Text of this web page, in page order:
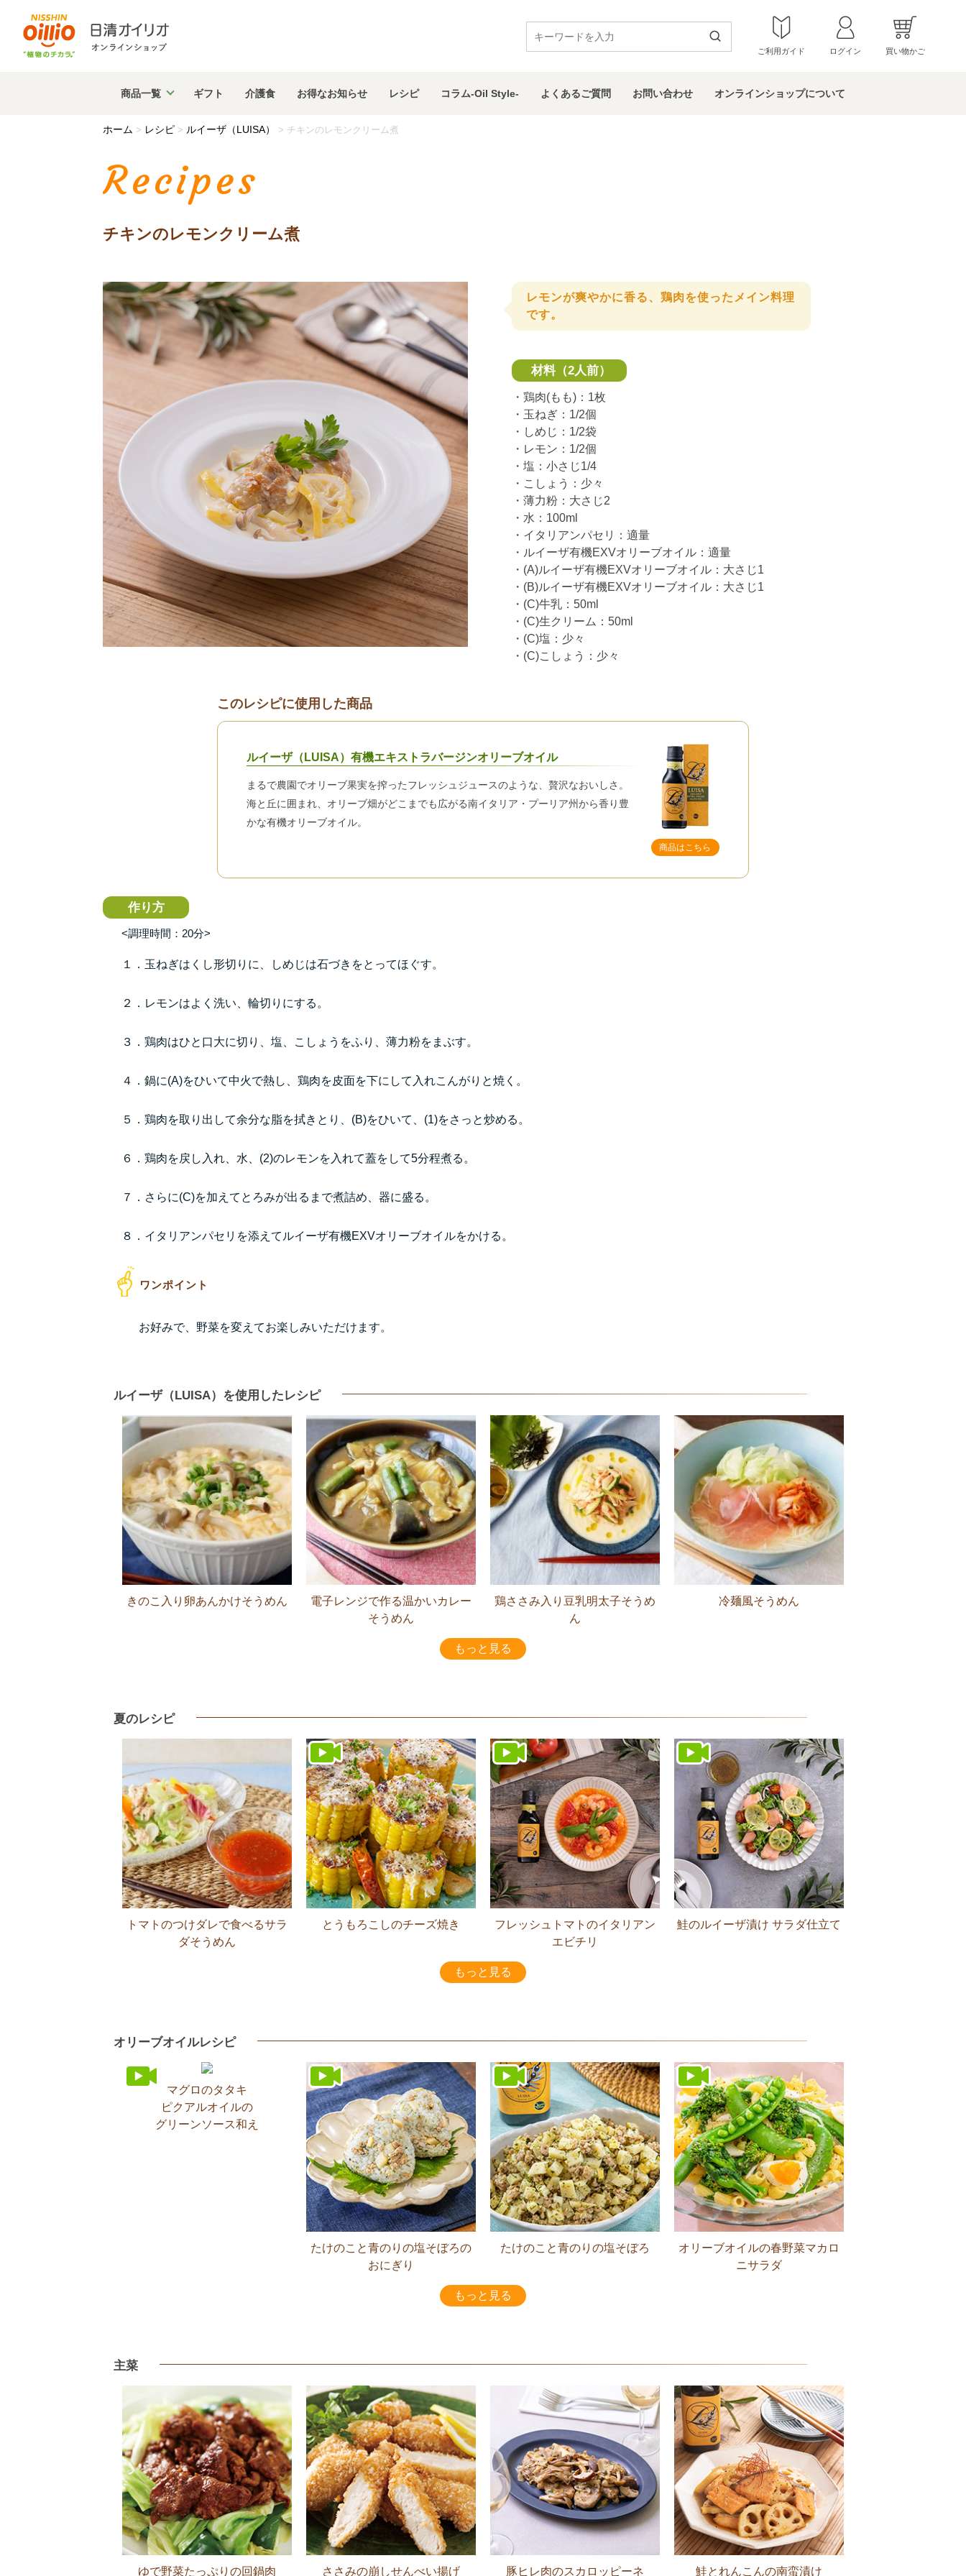
ご利用ガイド ログイン 買い物かご
商品一覧 ギフト 介護食 お得なお知らせ レシピ コラム-Oil Style- よくあるご質問 お問い合わせ オンラインショップについて
ホーム > レシピ > ルイーザ（LUISA） > チキンのレモンクリーム煮
Recipes
チキンのレモンクリーム煮
レモンが爽やかに香る、鶏肉を使ったメイン料理
です。
材料（2人前）
・鶏肉(もも)：1枚
・玉ねぎ：1/2個
・しめじ：1/2袋
・レモン：1/2個
・塩：小さじ1/4
・こしょう：少々
・薄力粉：大さじ2
・水：100ml
・イタリアンパセリ：適量
・ルイーザ有機EXVオリーブオイル：適量
・(A)ルイーザ有機EXVオリーブオイル：大さじ1
・(B)ルイーザ有機EXVオリーブオイル：大さじ1
・(C)牛乳：50ml
・(C)生クリーム：50ml
・(C)塩：少々
・(C)こしょう：少々
このレシピに使用した商品
商品はこちら
ルイーザ（LUISA）有機エキストラバージンオリーブオイル
まるで農園でオリーブ果実を搾ったフレッシュジュースのような、贅沢なおいしさ。
海と丘に囲まれ、オリーブ畑がどこまでも広がる南イタリア・プーリア州から香り豊
かな有機オリーブオイル。
作り方
<調理時間：20分>
１．玉ねぎはくし形切りに、しめじは石づきをとってほぐす。
２．レモンはよく洗い、輪切りにする。
３．鶏肉はひと口大に切り、塩、こしょうをふり、薄力粉をまぶす。
４．鍋に(A)をひいて中火で熱し、鶏肉を皮面を下にして入れこんがりと焼く。
５．鶏肉を取り出して余分な脂を拭きとり、(B)をひいて、(1)をさっと炒める。
６．鶏肉を戻し入れ、水、(2)のレモンを入れて蓋をして5分程煮る。
７．さらに(C)を加えてとろみが出るまで煮詰め、器に盛る。
８．イタリアンパセリを添えてルイーザ有機EXVオリーブオイルをかける。
お好みで、野菜を変えてお楽しみいただけます。
ルイーザ（LUISA）を使用したレシピ
きのこ入り卵あんかけそうめん
電子レンジで作る温かいカレー
そうめん
鶏ささみ入り豆乳明太子そうめ
ん
冷麺風そうめん
もっと見る
夏のレシピ
トマトのつけダレで食べるサラ
ダそうめん
とうもろこしのチーズ焼き
フレッシュトマトのイタリアン
エビチリ
鮭のルイーザ漬け サラダ仕立て
もっと見る
オリーブオイルレシピ
マグロのタタキ
ピクアルオイルの
グリーンソース和え
たけのこと青のりの塩そぼろの
おにぎり
たけのこと青のりの塩そぼろ
オリーブオイルの春野菜マカロ
ニサラダ
もっと見る
主菜
ゆで野菜たっぷりの回鍋肉 ささみの崩しせんべい揚げ 豚ヒレ肉のスカロッピーネ 鮭とれんこんの南蛮漬け